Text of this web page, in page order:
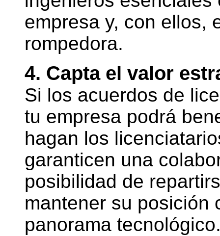
empresa y, con ellos,
rompedora.
4. Capta el valor
Si los acuerdos de
tu empresa podrá
hagan los
garanticen una
posibilidad de
mantener su posición
panorama